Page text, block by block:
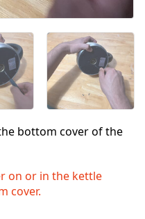
bottom cover of the
on or in the kettle
cover.